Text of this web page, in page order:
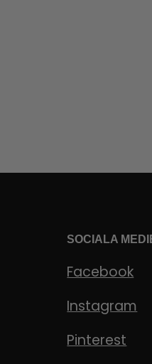
SOCIALA
Facebook
Instagram
Pinterest